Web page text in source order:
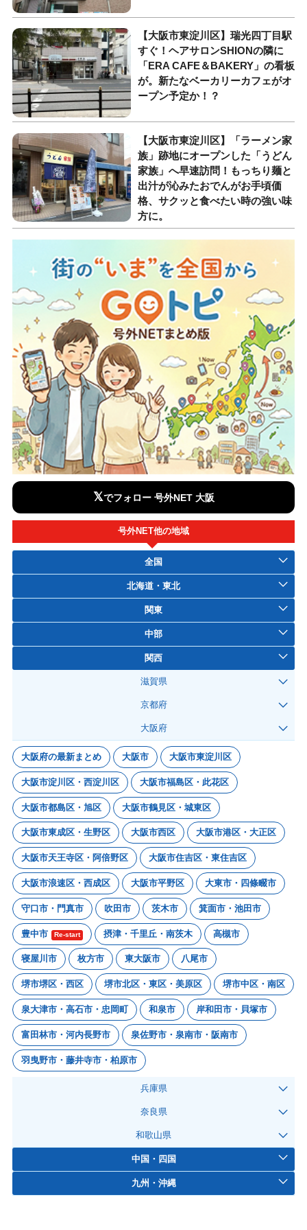
【大阪市東淀川区】瑞光四丁目駅
すぐ！ヘアサロンSHIONの隣に
「ERA CAFE＆BAKERY」の看板
が。新たなベーカリーカフェがオ
ープン予定か！？
【大阪市東淀川区】「ラーメン家
族」跡地にオープンした「うどん
家族」へ早速訪問！もっちり麺と
出汁が沁みたおでんがお手頃価
格、サクッと食べたい時の強い味
方に。
𝕏でフォロー 号外NET 大阪
号外NET他の地域
全国
北海道・東北
関東
中部
関西
滋賀県
京都府
大阪府
大阪府の最新まとめ 大阪市 大阪市東淀川区
大阪市淀川区・西淀川区 大阪市福島区・此花区
大阪市都島区・旭区 大阪市鶴見区・城東区
大阪市東成区・生野区 大阪市西区 大阪市港区・大正区
大阪市天王寺区・阿倍野区 大阪市住吉区・東住吉区
大阪市浪速区・西成区 大阪市平野区 大東市・四條畷市
守口市・門真市 吹田市 茨木市 箕面市・池田市
豊中市 Re-start 摂津・千里丘・南茨木 高槻市
寝屋川市 枚方市 東大阪市 八尾市
堺市堺区・西区 堺市北区・東区・美原区 堺市中区・南区
泉大津市・高石市・忠岡町 和泉市 岸和田市・貝塚市
富田林市・河内長野市 泉佐野市・泉南市・阪南市
羽曳野市・藤井寺市・柏原市
兵庫県
奈良県
和歌山県
中国・四国
九州・沖縄